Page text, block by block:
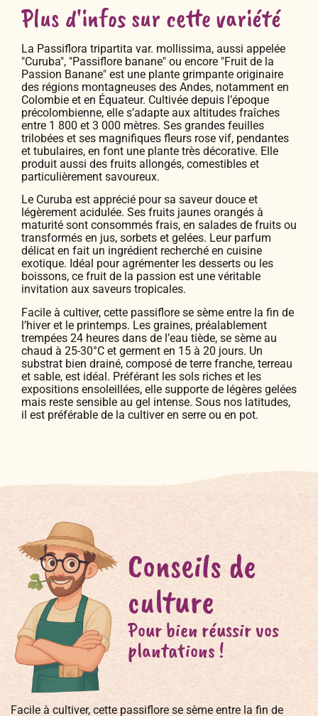
Plus d'infos sur cette variété
La Passiflora tripartita var. mollissima, aussi appelée
"Curuba", "Passiflore banane" ou encore "Fruit de la
Passion Banane" est une plante grimpante originaire
des régions montagneuses des Andes, notamment en
Colombie et en Équateur. Cultivée depuis l’époque
précolombienne, elle s’adapte aux altitudes fraîches
entre 1 800 et 3 000 mètres. Ses grandes feuilles
trilobées et ses magnifiques fleurs rose vif, pendantes
et tubulaires, en font une plante très décorative. Elle
produit aussi des fruits allongés, comestibles et
particulièrement savoureux.
Le Curuba est apprécié pour sa saveur douce et
légèrement acidulée. Ses fruits jaunes orangés à
maturité sont consommés frais, en salades de fruits ou
transformés en jus, sorbets et gelées. Leur parfum
délicat en fait un ingrédient recherché en cuisine
exotique. Idéal pour agrémenter les desserts ou les
boissons, ce fruit de la passion est une véritable
invitation aux saveurs tropicales.
Facile à cultiver, cette passiflore se sème entre la fin de
l’hiver et le printemps. Les graines, préalablement
trempées 24 heures dans de l’eau tiède, se sème au
chaud à 25-30°C et germent en 15 à 20 jours. Un
substrat bien drainé, composé de terre franche, terreau
et sable, est idéal. Préférant les sols riches et les
expositions ensoleillées, elle supporte de légères gelées
mais reste sensible au gel intense. Sous nos latitudes,
il est préférable de la cultiver en serre ou en pot.
Conseils de
culture
Pour bien réussir vos
plantations !
Facile à cultiver, cette passiflore se sème entre la fin de